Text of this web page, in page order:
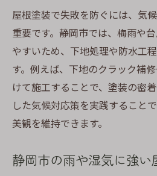
屋根塗装で失敗を防ぐには、気
重要です。静岡市では、梅雨や
やすいため、下地処理や防水工
す。例えば、下地のクラック補
けて施工することで、塗装の密
した気候対応策を実践すること
美観を維持できます。
静岡市の雨や湿気に強い